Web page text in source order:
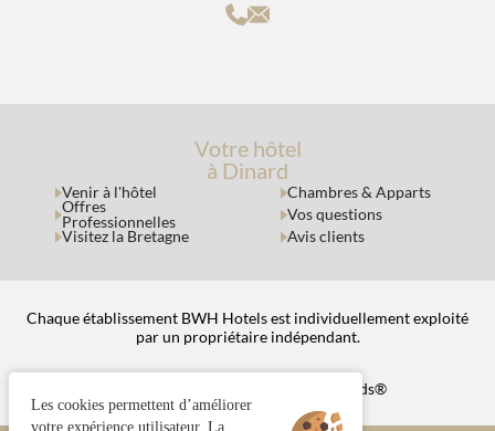
Votre hôtel
à Dinard
Venir à l'hôtel Chambres & Apparts
Offres
Professionnelles
Vos questions
Visitez la Bretagne
Avis clients
Chaque établissement BWH Hotels est individuellement exploité
par un propriétaire indépendant.
Best Western Rewards®
Les cookies permettent d’améliorer
votre expérience utilisateur. La